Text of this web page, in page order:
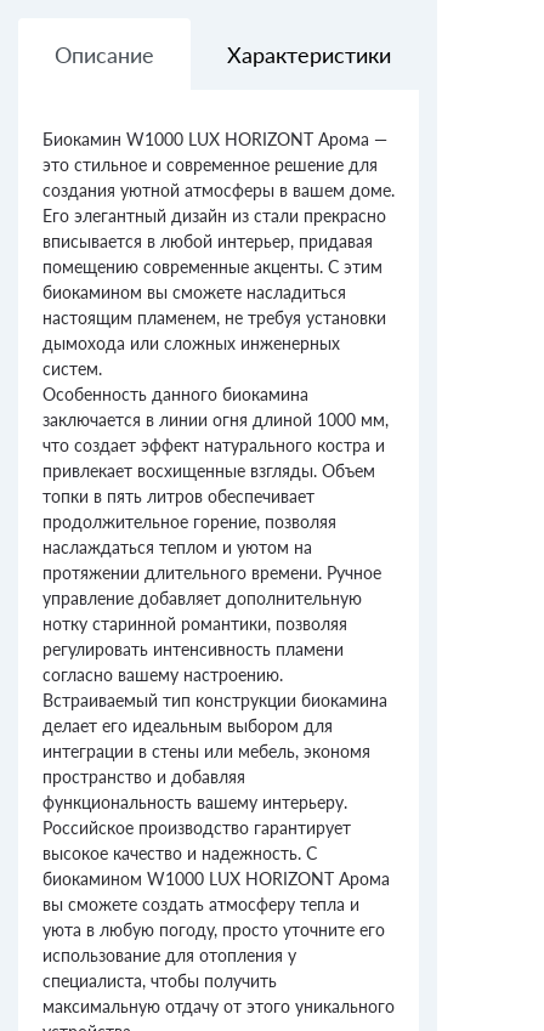
Описание Характеристики
Биокамин W1000 LUX HORIZONT Арома —
это стильное и современное решение для
создания уютной атмосферы в вашем доме.
Его элегантный дизайн из стали прекрасно
вписывается в любой интерьер, придавая
помещению современные акценты. С этим
биокамином вы сможете насладиться
настоящим пламенем, не требуя установки
дымохода или сложных инженерных
систем.
Особенность данного биокамина
заключается в линии огня длиной 1000 мм,
что создает эффект натурального костра и
привлекает восхищенные взгляды. Объем
топки в пять литров обеспечивает
продолжительное горение, позволяя
наслаждаться теплом и уютом на
протяжении длительного времени. Ручное
управление добавляет дополнительную
нотку старинной романтики, позволяя
регулировать интенсивность пламени
согласно вашему настроению.
Встраиваемый тип конструкции биокамина
делает его идеальным выбором для
интеграции в стены или мебель, экономя
пространство и добавляя
функциональность вашему интерьеру.
Российское производство гарантирует
высокое качество и надежность. С
биокамином W1000 LUX HORIZONT Арома
вы сможете создать атмосферу тепла и
уюта в любую погоду, просто уточните его
использование для отопления у
специалиста, чтобы получить
максимальную отдачу от этого уникального